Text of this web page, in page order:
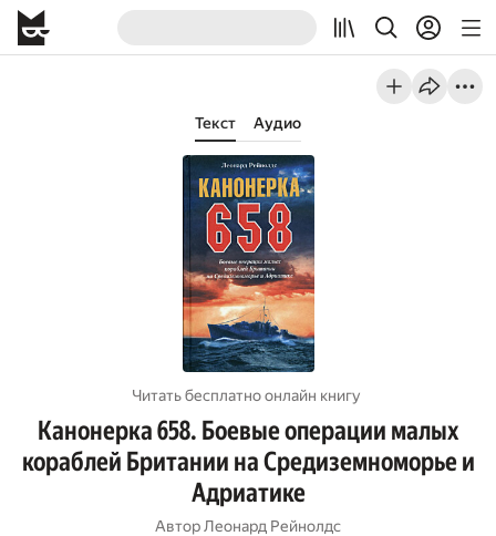
Текст Аудио
Читать бесплатно онлайн книгу
Канонерка 658. Боевые операции малых
кораблей Британии на Средиземноморье и
Адриатике
АвторЛеонард Рейнолдс